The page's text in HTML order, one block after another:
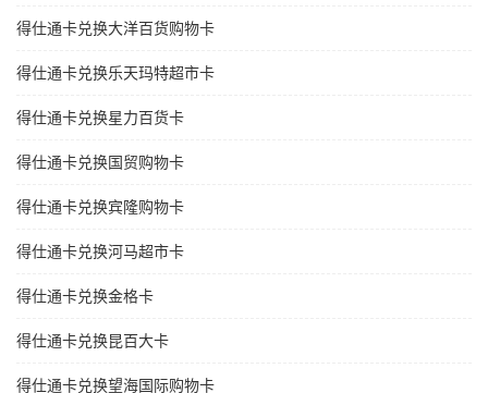
得仕通卡兑换大洋百货购物卡
得仕通卡兑换乐天玛特超市卡
得仕通卡兑换星力百货卡
得仕通卡兑换国贸购物卡
得仕通卡兑换宾隆购物卡
得仕通卡兑换河马超市卡
得仕通卡兑换金格卡
得仕通卡兑换昆百大卡
得仕通卡兑换望海国际购物卡